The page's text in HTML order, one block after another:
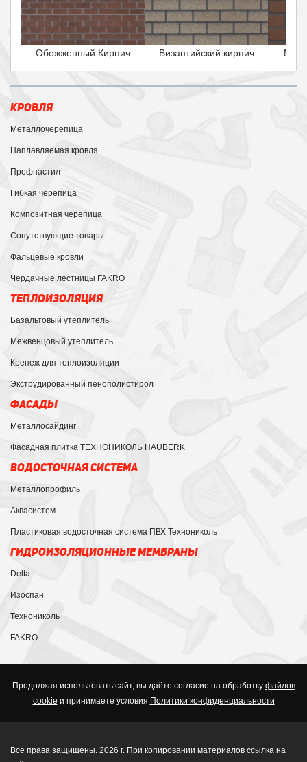
Обожженный Кирпич Византийский кирпич
КРОВЛЯ
Металлочерепица
Наплавляемая кровля
Профнастил
Гибкая черепица
Композитная черепица
Сопутствующие товары
Фальцевые кровли
Чердачные лестницы FAKRO
ТЕПЛОИЗОЛЯЦИЯ
Базальтовый утеплитель
Межвенцовый утеплитель
Крепеж для теплоизоляции
Экструдированный пенополистирол
ФАСАДЫ
Металлосайдинг
Фасадная плитка ТЕХНОНИКОЛЬ HAUBERK
ВОДОСТОЧНАЯ СИСТЕМА
Металлопрофиль
Аквасистем
Пластиковая водосточная система ПВХ Технониколь
ГИДРОИЗОЛЯЦИОННЫЕ МЕМБРАНЫ
Delta
Изоспан
Технониколь
FAKRO
Продолжая использовать сайт, вы даёте согласие на обработку файлов
cookie и принимаете условия Политики конфиденциальности
Все права защищены. 2026 г. При копировании материалов ссылка на